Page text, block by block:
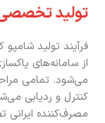
تولید
فرآیند تولید
از سامانه‌های
کنترل و ردیابی
مصرف‌کننده ایرانی